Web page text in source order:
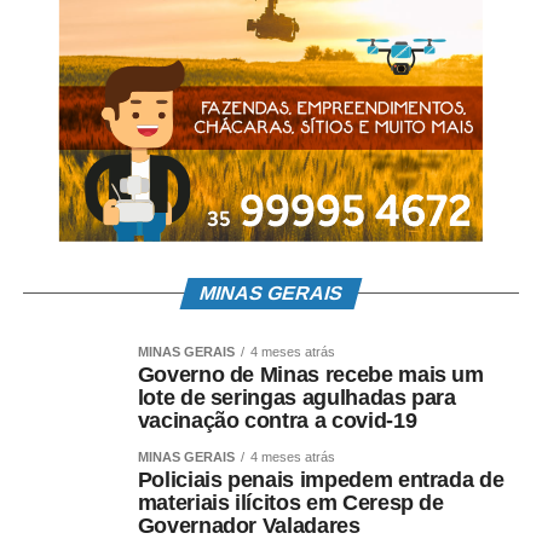
MINAS GERAIS
MINAS GERAIS 4 meses atrás
Governo de Minas recebe mais um
lote de seringas agulhadas para
vacinação contra a covid-19
MINAS GERAIS 4 meses atrás
Policiais penais impedem entrada de
materiais ilícitos em Ceresp de
Governador Valadares